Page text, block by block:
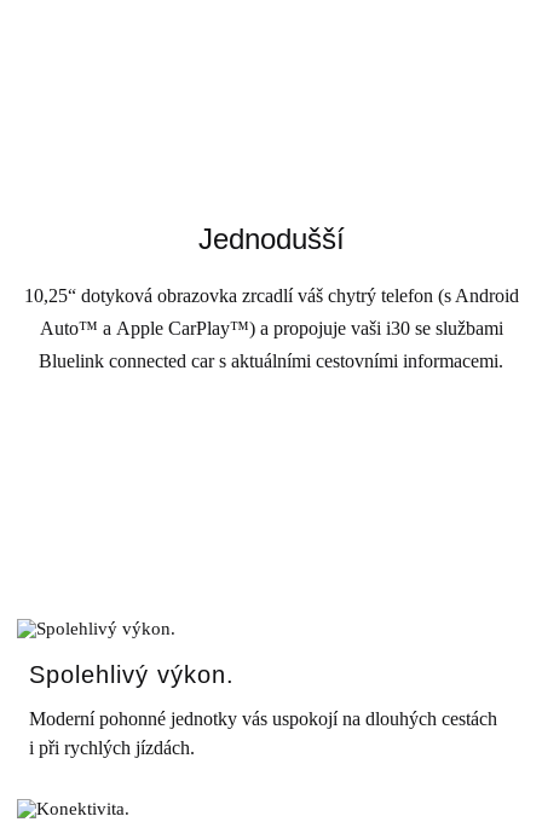
Jednodušší
10,25“ dotyková obrazovka zrcadlí váš chytrý telefon (s Android
Auto™ a Apple CarPlay™) a propojuje vaši i30 se službami
Bluelink connected car s aktuálními cestovními informacemi.
Spolehlivý výkon.
Moderní pohonné jednotky vás uspokojí na dlouhých cestách
i při rychlých jízdách.